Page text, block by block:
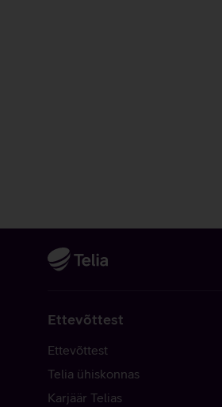
Ettevõttest
Ettevõttest
Telia ühiskonnas
Karjäär Telias